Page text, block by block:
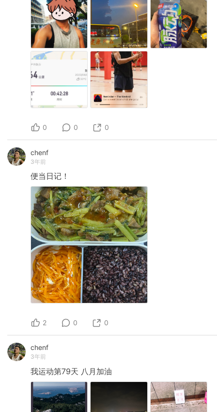
0 0 0
chenf
3年前
便当日记！
2 0 0
chenf
3年前
我运动第79天 八月加油